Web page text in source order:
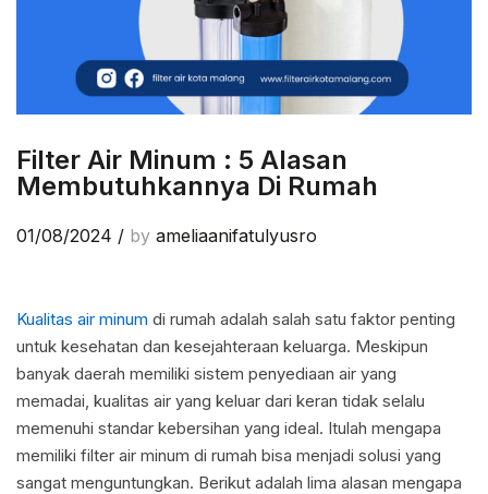
Filter Air Minum : 5 Alasan
Membutuhkannya Di Rumah
01/08/2024 / by ameliaanifatulyusro
Kualitas air minum di rumah adalah salah satu faktor penting
untuk kesehatan dan kesejahteraan keluarga. Meskipun
banyak daerah memiliki sistem penyediaan air yang
memadai, kualitas air yang keluar dari keran tidak selalu
memenuhi standar kebersihan yang ideal. Itulah mengapa
memiliki filter air minum di rumah bisa menjadi solusi yang
sangat menguntungkan. Berikut adalah lima alasan mengapa